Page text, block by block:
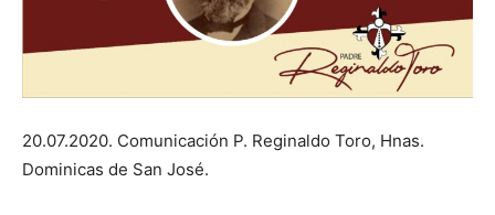
20.07.2020. Comunicación P. Reginaldo Toro, Hnas.
Dominicas de San José.